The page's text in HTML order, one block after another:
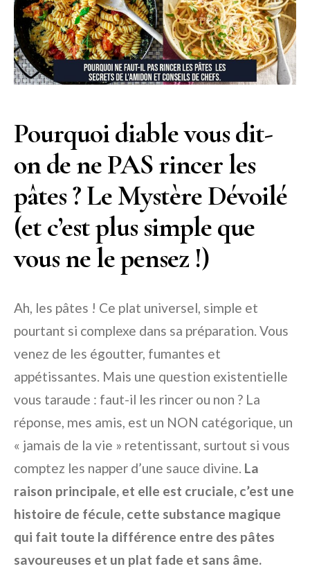
Pourquoi diable vous dit-
on de ne PAS rincer les
pâtes ? Le Mystère Dévoilé
(et c’est plus simple que
vous ne le pensez !)
Ah, les pâtes ! Ce plat universel, simple et
pourtant si complexe dans sa préparation. Vous
venez de les égoutter, fumantes et
appétissantes. Mais une question existentielle
vous taraude : faut-il les rincer ou non ? La
réponse, mes amis, est un NON catégorique, un
« jamais de la vie » retentissant, surtout si vous
comptez les napper d’une sauce divine. La
raison principale, et elle est cruciale, c’est une
histoire de fécule, cette substance magique
qui fait toute la différence entre des pâtes
savoureuses et un plat fade et sans âme.